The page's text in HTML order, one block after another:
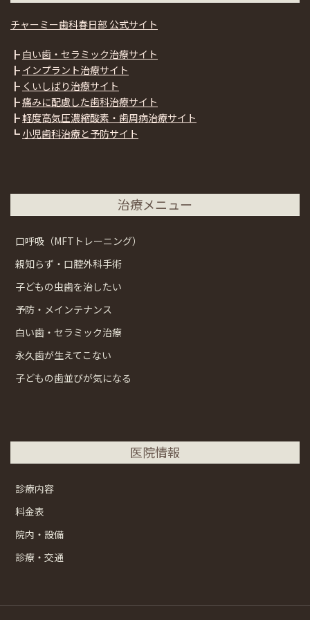
チャーミー歯科春日部 公式サイト
┣ 白い歯・セラミック治療サイト
┣ インプラント治療サイト
┣ くいしばり治療サイト
┣痛みに配慮した歯科治療サイト
┣軽度高気圧濃縮酸素・歯周病治療サイト
┗ 小児歯科治療と予防サイト
治療メニュー
口呼吸（MFTトレーニング）
親知らず・口腔外科手術
子どもの虫歯を治したい
予防・メインテナンス
白い歯・セラミック治療
永久歯が生えてこない
子どもの歯並びが気になる
医院情報
診療内容
料金表
院内・設備
診療・交通